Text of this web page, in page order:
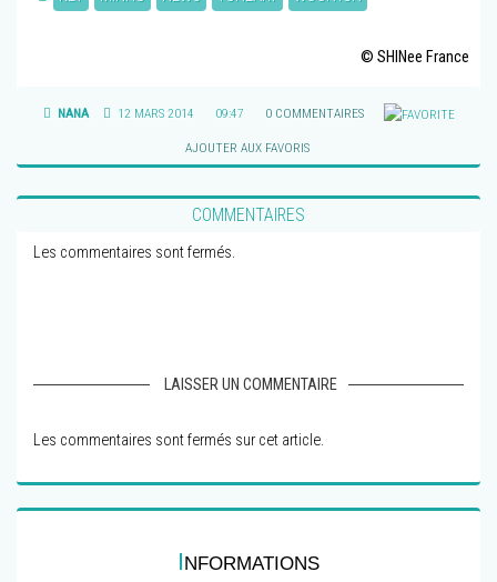
© SHINee France
NANA 12 MARS 2014 09:47 0 COMMENTAIRES
AJOUTER AUX FAVORIS
COMMENTAIRES
Les commentaires sont fermés.
LAISSER UN COMMENTAIRE
Les commentaires sont fermés sur cet article.
INFORMATIONS